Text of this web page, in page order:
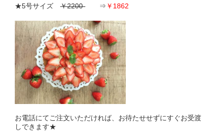
★5号サイズ ￥2200- ⇒ ￥1862
お電話にてご注文いただければ、お待たせせずにすぐお受渡
しできます★